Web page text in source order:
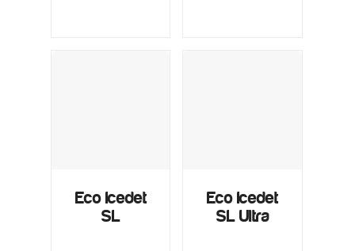
Eco Icedet
SL
Eco Icedet
SL Ultra